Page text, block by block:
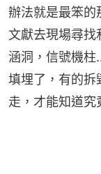
辦法就是最笨的
文獻去現場尋找
涵洞，信號機
填埋了，有的拆
走，才能知道究